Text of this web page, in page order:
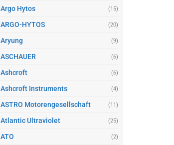
Argo Hytos (15)
ARGO-HYTOS (20)
Aryung (9)
ASCHAUER (6)
Ashcroft (6)
Ashcroft Instruments (4)
ASTRO Motorengesellschaft (11)
Atlantic Ultraviolet (25)
ATO (2)